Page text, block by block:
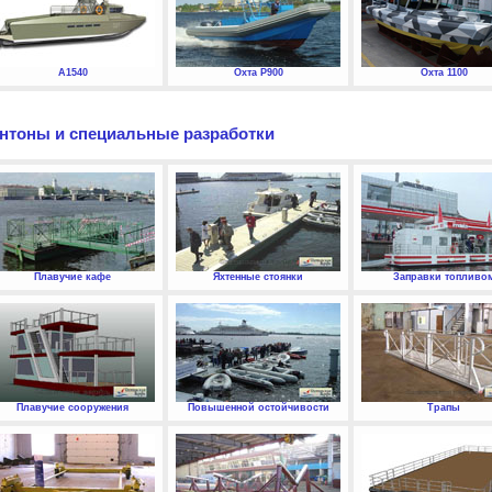
А1540 Охта P900 Охта 1100
и специальные разработки
Плавучие кафе Яхтенные стоянки Заправки
Плавучие сооружения Повышенной остойчивости Трапы